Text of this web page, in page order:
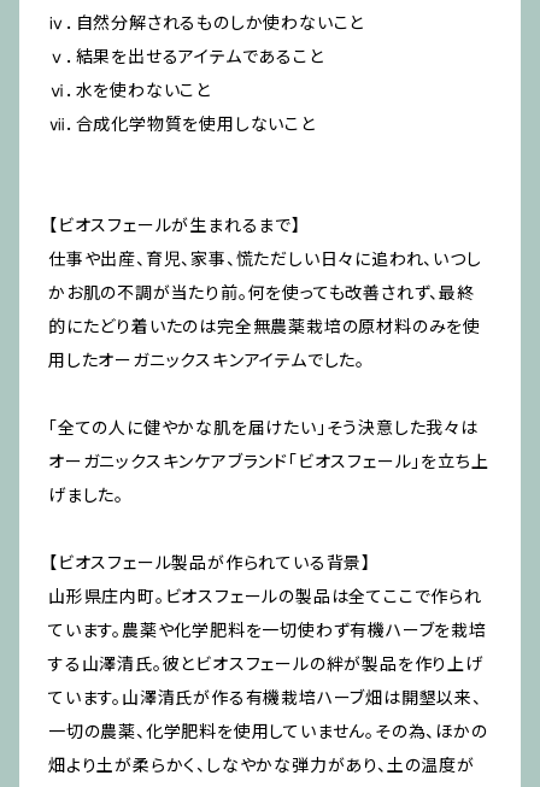
ⅳ．自然分解されるものしか使わないこと
ⅴ．結果を出せるアイテムであること
ⅵ．水を使わないこと
ⅶ．合成化学物質を使用しないこと
【ビオスフェールが生まれるまで】
仕事や出産、育児、家事、慌ただしい日々に追われ、いつし
かお肌の不調が当たり前。何を使っても改善されず、最終
的にたどり着いたのは完全無農薬栽培の原材料のみを使
用したオーガニックスキンアイテムでした。
「全ての人に健やかな肌を届けたい」そう決意した我々は
オーガニックスキンケアブランド「ビオスフェール」を立ち上
げました。
【ビオスフェール製品が作られている背景】
山形県庄内町。ビオスフェールの製品は全てここで作られ
ています。農薬や化学肥料を一切使わず有機ハーブを栽培
する山澤清氏。彼とビオスフェールの絆が製品を作り上げ
ています。山澤清氏が作る有機栽培ハーブ畑は開墾以来、
一切の農薬、化学肥料を使用していません。その為、ほかの
畑より土が柔らかく、しなやかな弾力があり、土の温度が